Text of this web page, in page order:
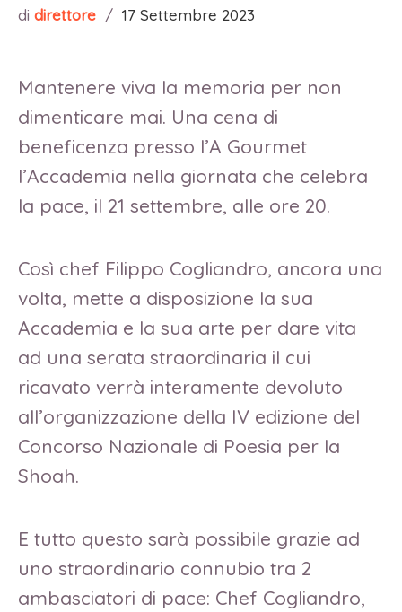
di direttore / 17 Settembre 2023
Mantenere viva la memoria per non
dimenticare mai. Una cena di
beneficenza presso l’A Gourmet
l’Accademia nella giornata che celebra
la pace, il 21 settembre, alle ore 20.
Così chef Filippo Cogliandro, ancora una
volta, mette a disposizione la sua
Accademia e la sua arte per dare vita
ad una serata straordinaria il cui
ricavato verrà interamente devoluto
all’organizzazione della IV edizione del
Concorso Nazionale di Poesia per la
Shoah.
E tutto questo sarà possibile grazie ad
uno straordinario connubio tra 2
ambasciatori di pace: Chef Cogliandro,